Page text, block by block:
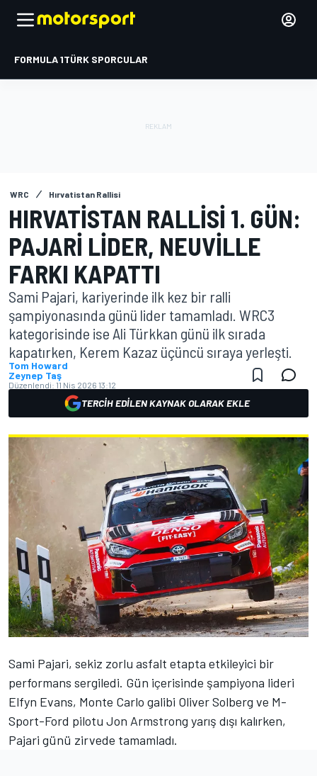
FORMULA 1TÜRK SPORCULAR
WRC Hırvatistan Rallisi
HIRVATISTAN RALLISI 1. GÜN:
PAJARI LIDER, NEUVILLE
FARKI KAPATTI
Sami Pajari, kariyerinde ilk kez bir ralli
şampiyonasında günü lider tamamladı. WRC3
kategorisinde ise Ali Türkkan günü ilk sırada
kapatırken, Kerem Kazaz üçüncü sıraya yerleşti.
Tom Howard
Zeynep Taş
Düzenlendi: 11 Nis 2026 13:12
TERCIH EDILEN KAYNAK OLARAK EKLE
Sami Pajari, sekiz zorlu asfalt etapta etkileyici bir
performans sergiledi. Gün içerisinde şampiyona lideri
Elfyn Evans, Monte Carlo galibi Oliver Solberg ve M-
Sport-Ford pilotu Jon Armstrong yarış dışı kalırken,
Pajari günü zirvede tamamladı.